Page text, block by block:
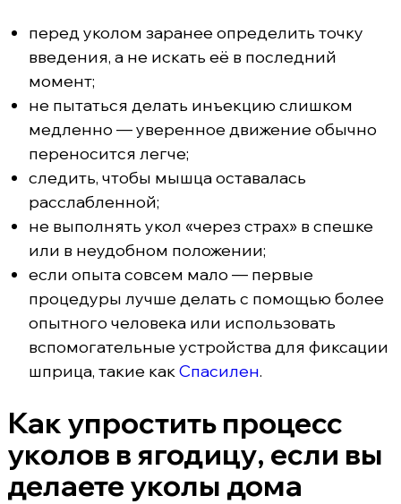
перед уколом заранее определить точку
введения, а не искать её в последний
момент;
не пытаться делать инъекцию слишком
медленно — уверенное движение обычно
переносится легче;
следить, чтобы мышца оставалась
расслабленной;
не выполнять укол «через страх» в спешке
или в неудобном положении;
если опыта совсем мало — первые
процедуры лучше делать с помощью более
опытного человека или использовать
вспомогательные устройства для фиксации
шприца, такие какСпасилен.
Как упростить процесс
уколов в ягодицу, если вы
делаете уколы дома